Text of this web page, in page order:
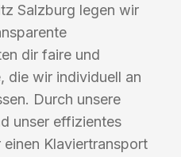
Salzburg legen wir
dir faire und
die wir individuell an
Durch unsere
unser effizientes
Klaviertransport